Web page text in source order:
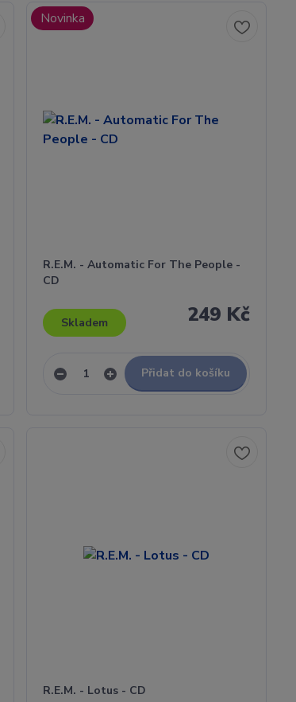
Novinka
R.E.M. - Automatic For The People -
CD
249 Kč
Skladem
Přidat do košíku
R.E.M. - Lotus - CD